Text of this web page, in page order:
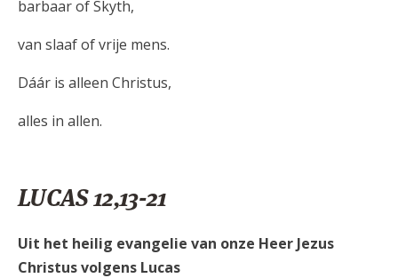
barbaar of Skyth,
van slaaf of vrije mens.
Dáár is alleen Christus,
alles in allen.
LUCAS 12,13-21
Uit het heilig evangelie van onze Heer Jezus
Christus volgens Lucas